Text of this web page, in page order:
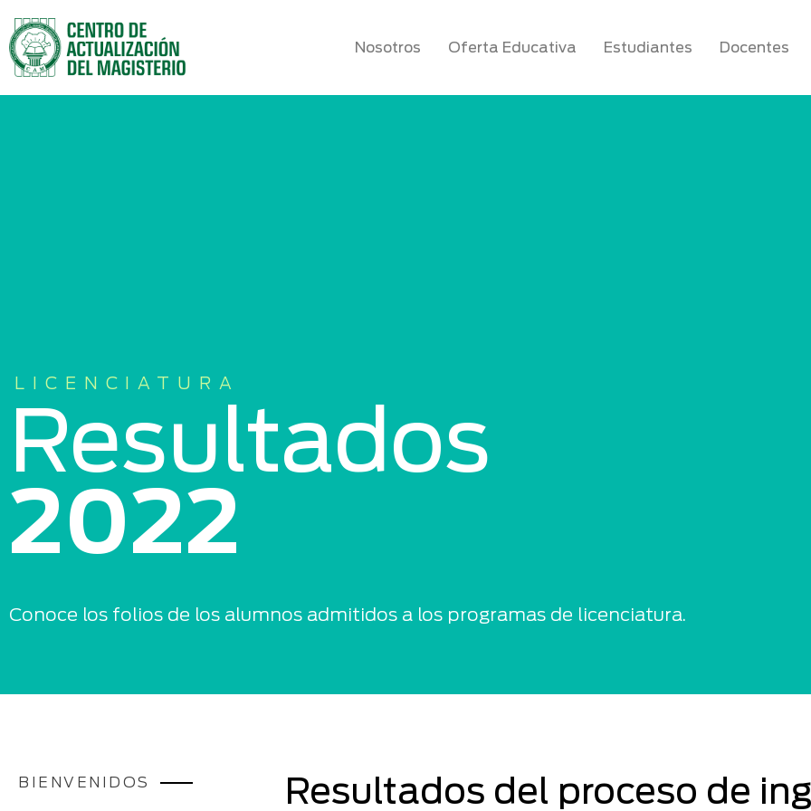
Nosotros Oferta Educativa Estudiantes Docentes
LICENCIATURA
Resultados
2022
Conoce los folios de los alumnos admitidos a los programas de licenciatura.
BIENVENIDOS
Resultados del proceso de